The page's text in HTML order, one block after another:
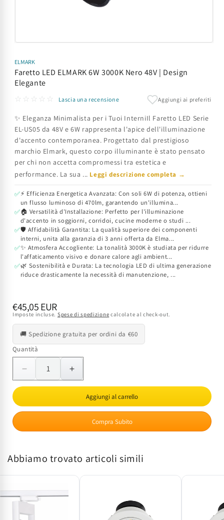
multimediali
1
in
finestra
ELMARK
Faretto LED ELMARK 6W 3000K Nero 48V | Design
Elegante
☆☆☆☆☆
Lascia una recensione Aggiungi ai preferiti
✨ Eleganza Minimalista per i Tuoi InterniIl Faretto LED Serie
EL-US05 da 48V e 6W rappresenta l'apice dell'illuminazione
d'accento contemporanea. Progettato dal prestigioso
marchio Elmark, questo corpo illuminante è stato pensato
per chi non accetta compromessi tra estetica e
performance. La sua ... Leggi descrizione completa →
✅⚡ Efficienza Energetica Avanzata: Con soli 6W di potenza, ottieni
un flusso luminoso di 470lm, garantendo un'illumina...
✅🏠 Versatilità d'Installazione: Perfetto per l'illuminazione
d'accento in soggiorni, corridoi, cucine moderne o studi ...
✅🛡️ Affidabilità Garantita: La qualità superiore dei componenti
interni, unita alla garanzia di 3 anni offerta da Elma...
✅✨ Atmosfera Accogliente: La tonalità 3000K è studiata per ridurre
l'affaticamento visivo e donare calore agli ambient...
✅🌿 Sostenibilità e Durata: La tecnologia LED di ultima generazione
riduce drasticamente la necessità di manutenzione, ...
Prezzo
di
listino
€45,05 EUR
Imposte incluse. Spese di spedizione calcolate al check-out.
🚚 Spedizione gratuita per ordini da €60
Quantità
Quantità
Diminuisci
quantità
Faretto
LED
Nero
|
Design
Elegante
Aumenta
quantità
Faretto
LED
ELMARK
Nero
|
Aggiungi al carrello
Compra Subito
Abbiamo trovato articoli simili